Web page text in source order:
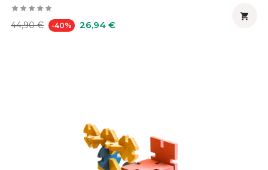
Prix
44,90 € -40% Prix
26,94 €
